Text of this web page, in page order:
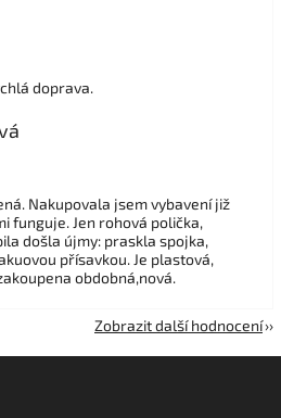
doprava.
Nakupovala jsem vybavení již
funguje. Jen rohová polička,
došla újmy: praskla spojka,
přísavkou. Je plastová,
obdobná,nová.
Zobrazit další hodnocení